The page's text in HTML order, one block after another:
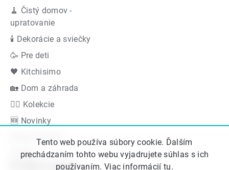
Tento web používa súbory cookie. Ďalším
prechádzaním tohto webu vyjadrujete súhlas s ich
používaním. Viac informácií tu.
🧹 Čistý domov -
upratovanie
🕯 Dekorácie a sviečky
🥳 Pre deti
🖤 Kitchisimo
🏡 Dom a záhrada
👍🏻 Kolekcie
🆕 Novinky
Akčná ponuka
Značky
Podporujeme